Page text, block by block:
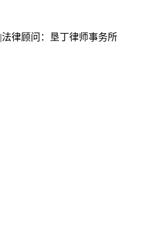
|法律顾问：垦丁律师事务所